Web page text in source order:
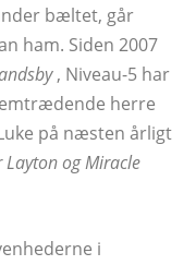
bæltet, går
ham. Siden 2007
, Niveau-5 har
herre
på næsten årligt
Layton og Miracle
i